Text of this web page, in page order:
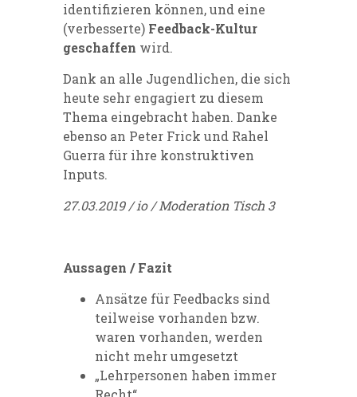
identifizieren können, und eine
(verbesserte) Feedback-Kultur
geschaffen wird.
Dank an alle Jugendlichen, die sich
heute sehr engagiert zu diesem
Thema eingebracht haben. Danke
ebenso an Peter Frick und Rahel
Guerra für ihre konstruktiven
Inputs.
27.03.2019 / io / Moderation Tisch 3
Aussagen / Fazit
Ansätze für Feedbacks sind
teilweise vorhanden bzw.
waren vorhanden, werden
nicht mehr umgesetzt
„Lehrpersonen haben immer